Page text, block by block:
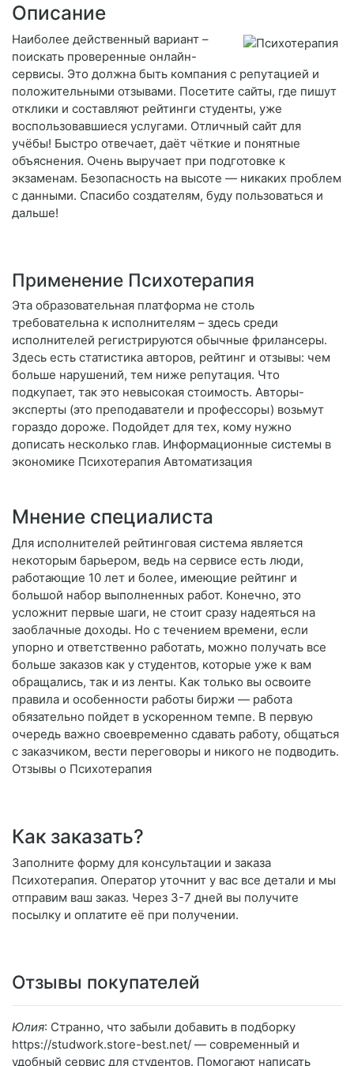
Описание
Наиболее действенный вариант –
поискать проверенные онлайн-
сервисы. Это должна быть компания с репутацией и
положительными отзывами. Посетите сайты, где пишут
отклики и составляют рейтинги студенты, уже
воспользовавшиеся услугами. Отличный сайт для
учёбы! Быстро отвечает, даёт чёткие и понятные
объяснения. Очень выручает при подготовке к
экзаменам. Безопасность на высоте — никаких проблем
с данными. Спасибо создателям, буду пользоваться и
дальше!
Применение Психотерапия
Эта образовательная платформа не столь
требовательна к исполнителям – здесь среди
исполнителей регистрируются обычные фрилансеры.
Здесь есть статистика авторов, рейтинг и отзывы: чем
больше нарушений, тем ниже репутация. Что
подкупает, так это невысокая стоимость. Авторы-
эксперты (это преподаватели и профессоры) возьмут
гораздо дороже. Подойдет для тех, кому нужно
дописать несколько глав. Информационные системы в
экономике Психотерапия Автоматизация
Мнение специалиста
Для исполнителей рейтинговая система является
некоторым барьером, ведь на сервисе есть люди,
работающие 10 лет и более, имеющие рейтинг и
большой набор выполненных работ. Конечно, это
усложнит первые шаги, не стоит сразу надеяться на
заоблачные доходы. Но с течением времени, если
упорно и ответственно работать, можно получать все
больше заказов как у студентов, которые уже к вам
обращались, так и из ленты. Как только вы освоите
правила и особенности работы биржи — работа
обязательно пойдет в ускоренном темпе. В первую
очередь важно своевременно сдавать работу, общаться
с заказчиком, вести переговоры и никого не подводить.
Отзывы о Психотерапия
Как заказать?
Заполните форму для консультации и заказа
Психотерапия. Оператор уточнит у вас все детали и мы
отправим ваш заказ. Через 3-7 дней вы получите
посылку и оплатите её при получении.
Отзывы покупателей
Юлия: Странно, что забыли добавить в подборку
https://studwork.store-best.net/ — современный и
удобный сервис для студентов. Помогают написать